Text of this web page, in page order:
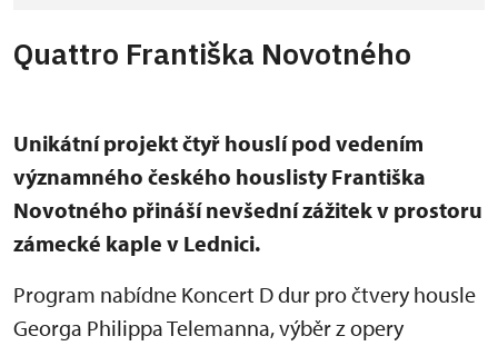
Quattro Františka Novotného
Unikátní projekt čtyř houslí pod vedením
významného českého houslisty Františka
Novotného přináší nevšední zážitek v prostoru
zámecké kaple v Lednici.
Program nabídne Koncert D dur pro čtvery housle
Georga Philippa Telemanna, výběr z opery